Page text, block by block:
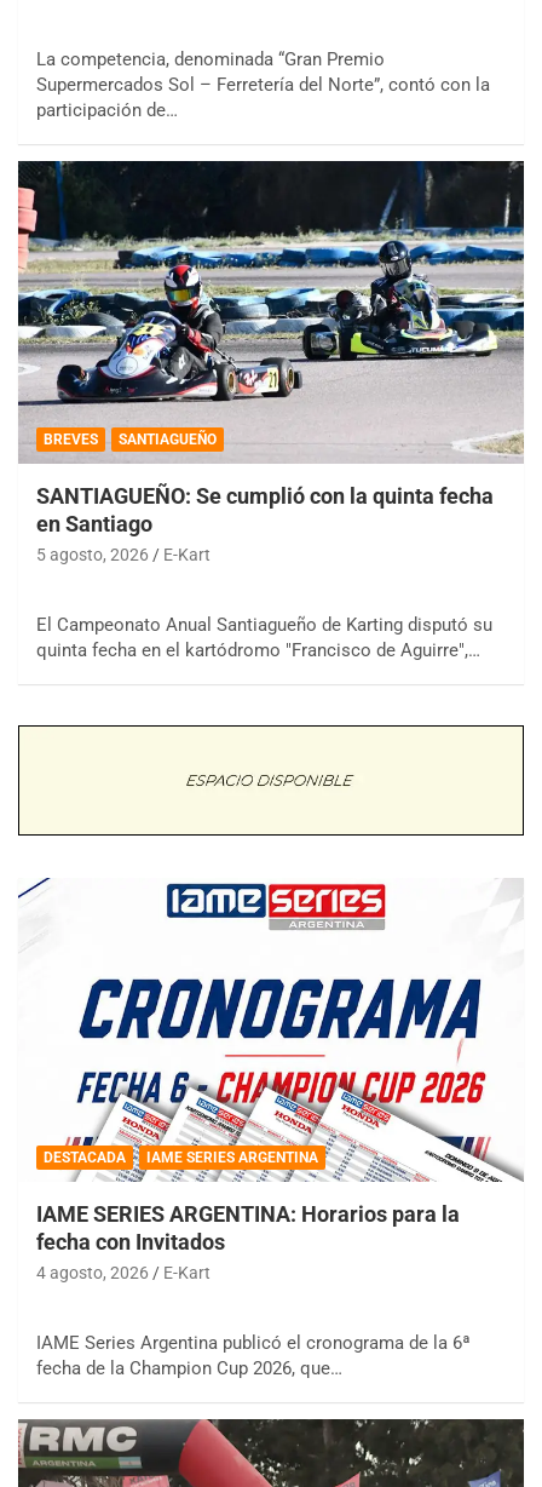
La competencia, denominada “Gran Premio
Supermercados Sol – Ferretería del Norte”, contó con la
participación de…
BREVES SANTIAGUEÑO
SANTIAGUEÑO: Se cumplió con la quinta fecha
en Santiago
5 agosto, 2026 E-Kart
El Campeonato Anual Santiagueño de Karting disputó su
quinta fecha en el kartódromo "Francisco de Aguirre",…
DESTACADA IAME SERIES ARGENTINA
IAME SERIES ARGENTINA: Horarios para la
fecha con Invitados
4 agosto, 2026 E-Kart
IAME Series Argentina publicó el cronograma de la 6ª
fecha de la Champion Cup 2026, que…